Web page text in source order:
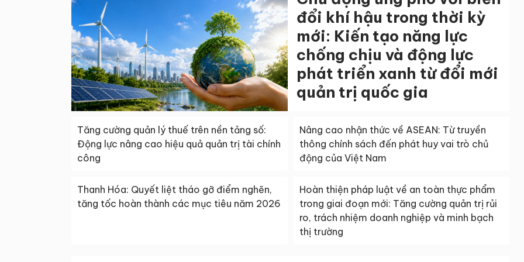
đổi khí hậu trong thời kỳ
mới: Kiến tạo năng lực
chống chịu và động lực
phát triển xanh từ đổi mới
quản trị quốc gia
Tăng cường quản lý thuế trên nền tảng số:
Động lực nâng cao hiệu quả quản trị tài chính
công
Nâng cao nhận thức về ASEAN: Từ truyền
thông chính sách đến phát huy vai trò chủ
động của Việt Nam
Thanh Hóa: Quyết liệt tháo gỡ điểm nghẽn,
tăng tốc hoàn thành các mục tiêu năm 2026
Hoàn thiện pháp luật về an toàn thực phẩm
trong giai đoạn mới: Tăng cường quản trị rủi
ro, trách nhiệm doanh nghiệp và minh bạch
thị trường